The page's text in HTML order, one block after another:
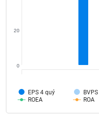
EPS 4 quý
ROEA
ROA
0
20
(-)